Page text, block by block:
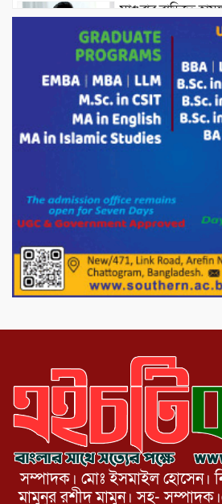
মাগুরার বাড়িতে
সাকিব।
দেশীয় পাঁচ
মাত্রায়
সরকারকে ব্যর্থ
দল চক্রান্ত চালিয়ে
দেশের বাজারে
দাম বাড়ানোর
ভারপ্রাপ্ত রাষ্ট্রপতি
সাথে এইচটি বাংলা
সম্পাদক। মোঃ ইসমাইল হোসেন।
মামুনুর রশীদ মামুন। সহ-